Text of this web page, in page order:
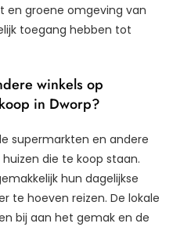
en groene omgeving van
toegang hebben tot
winkels op
in Dworp?
supermarkten en andere
die te koop staan.
hun dagelijkse
te hoeven reizen. De lokale
bij aan het gemak en de